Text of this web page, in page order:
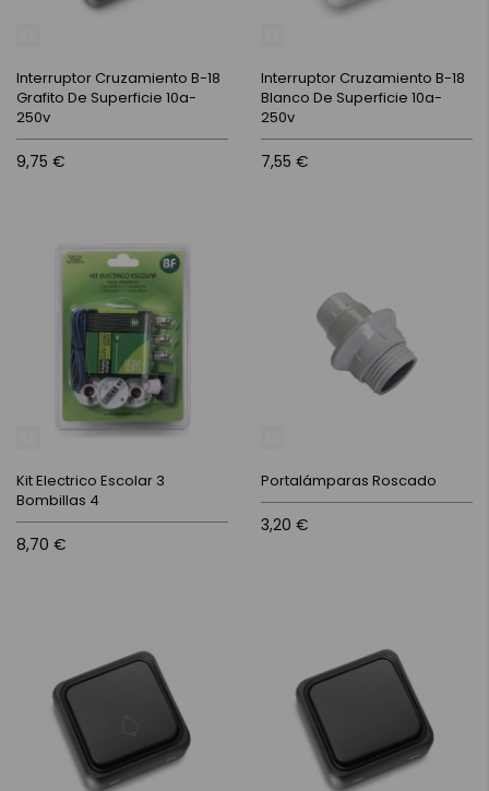
Interruptor Cruzamiento B-18
Grafito De Superficie 10a-
250v
9,75 €
Interruptor Cruzamiento B-18
Blanco De Superficie 10a-
250v
7,55 €
Kit Electrico Escolar 3
Bombillas 4
8,70 €
Portalámparas Roscado
3,20 €